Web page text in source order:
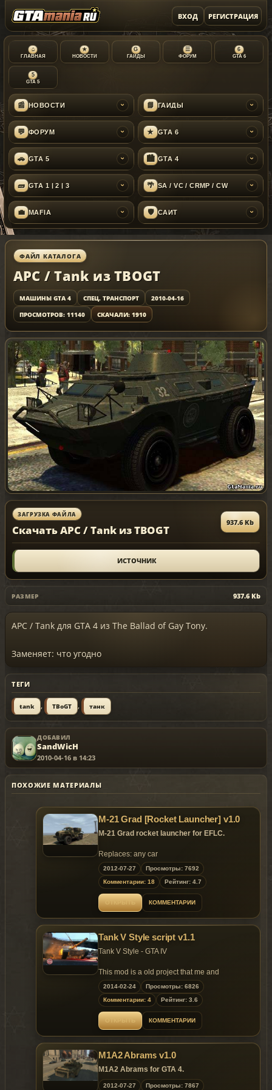
ВХОД РЕГИСТРАЦИЯ
⌂
ГЛАВНАЯ
★
НОВОСТИ
G
ГАЙДЫ
☰
ФОРУМ
6
GTA 6
5
GTA 5
📰 НОВОСТИ › 📘 ГАЙДЫ ›
💬 ФОРУМ › ★ GTA 6 ›
🚗 GTA 5 › 🏙 GTA 4 ›
🧱 GTA 1 | 2 | 3 › 🌴 SA / VC / CRMP / CW ›
💼 MAFIA › 🛡 САЙТ ›
ФАЙЛ КАТАЛОГА
APC / Tank из TBOGT
МАШИНЫ GTA 4 СПЕЦ. ТРАНСПОРТ
2010-04-16
ПРОСМОТРОВ: 11140
СКАЧАЛИ: 1910
ЗАГРУЗКА ФАЙЛА
Скачать APC / Tank из TBOGT
937.6 Kb
ИСТОЧНИК
РАЗМЕР 937.6 Kb
APC / Tank для GTA 4 из The Ballad of Gay Tony.
Заменяет: что угодно
ТЕГИ
tank , TBoGT , танк
ДОБАВИЛ
SandWicH
2010-04-16 в 14:23
ПОХОЖИЕ МАТЕРИАЛЫ
M-21 Grad [Rocket Launcher] v1.0
M-21 Grad rocket launcher for EFLC.
Replaces: any car
2012-07-27
Просмотры: 7692
Комментарии: 18
Рейтинг: 4.7
ОТКРЫТЬ КОММЕНТАРИИ
Tank V Style script v1.1
Tank V Style - GTA IV
This mod is a old project that me and
SkyLineGTRFreak started months before GTA
V release but we never finished, now that i
know how to create simple object mods for IV i
was able to edit the tower and cannon to fit the
script behavior and finally finish the mod but
making it behave similar to the tank from GTA V.
You can edit how much tanks will come after
you and how much stars are needed to send
2014-02-24
Просмотры: 6826
Комментарии: 4
Рейтинг: 3.6
ОТКРЫТЬ КОММЕНТАРИИ
M1A2 Abrams v1.0
M1A2 Abrams for GTA 4.
2012-07-27
Просмотры: 7867